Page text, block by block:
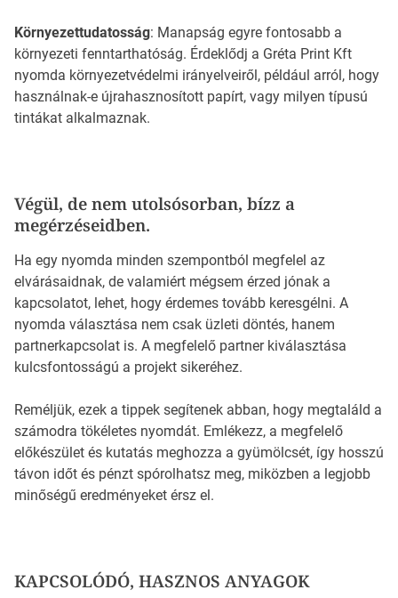
Környezettudatosság: Manapság egyre fontosabb a
környezeti fenntarthatóság. Érdeklődj a Gréta Print Kft
nyomda környezetvédelmi irányelveiről, például arról, hogy
használnak-e újrahasznosított papírt, vagy milyen típusú
tintákat alkalmaznak.
Végül, de nem utolsósorban, bízz a
megérzéseidben.
Ha egy nyomda minden szempontból megfelel az
elvárásaidnak, de valamiért mégsem érzed jónak a
kapcsolatot, lehet, hogy érdemes tovább keresgélni. A
nyomda választása nem csak üzleti döntés, hanem
partnerkapcsolat is. A megfelelő partner kiválasztása
kulcsfontosságú a projekt sikeréhez.
Reméljük, ezek a tippek segítenek abban, hogy megtaláld a
számodra tökéletes nyomdát. Emlékezz, a megfelelő
előkészület és kutatás meghozza a gyümölcsét, így hosszú
távon időt és pénzt spórolhatsz meg, miközben a legjobb
minőségű eredményeket érsz el.
KAPCSOLÓDÓ, HASZNOS ANYAGOK